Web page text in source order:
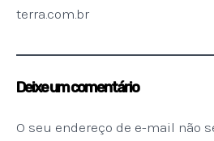
terra.com.br
Deixe um comentário
O seu endereço de e-mail não